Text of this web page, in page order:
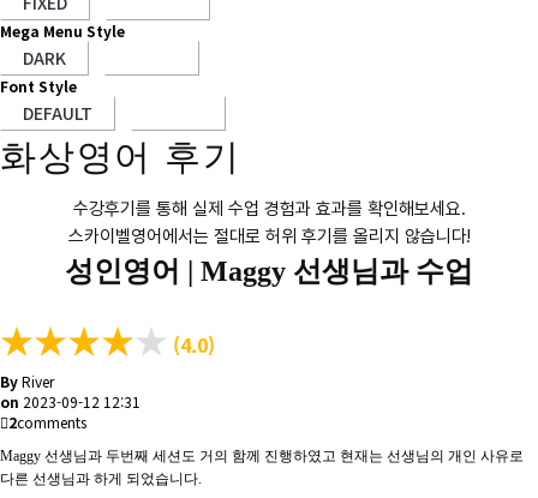
Mega Menu Style
Font Style
화상영어 후기
수강후기를 통해 실제 수업 경험과 효과를 확인해보세요.
스카이벨영어에서는 절대로 허위 후기를 올리지 않습니다!
성인영어 | Maggy 선생님과 수업
★★★★★ (4.0)
ByRiver
on 2023-09-12 12:31
2comments
Maggy 선생님과 두번째 세션도 거의 함께 진행하였고 현재는 선생님의 개인 사유로
다른 선생님과 하게 되었습니다